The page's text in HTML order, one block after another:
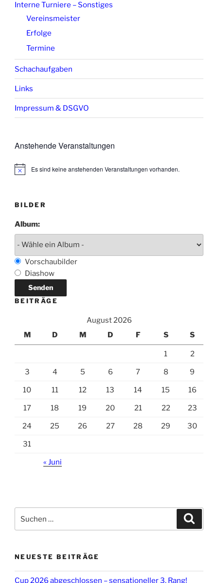
Interne Turniere – Sonstiges
Vereinsmeister
Erfolge
Termine
Schachaufgaben
Links
Impressum & DSGVO
Anstehende Veranstaltungen
H
e
Es sind keine anstehenden Veranstaltungen vorhanden.
BILDER
Album:
Vorschaubilder
Diashow
BEITRÄGE
August 2026
M
D M D F S S
1 2
3 4 5 6 7 8 9
10 11 12 13 14 15 16
17 18 19 20 21 22 23
24 25 26 27 28 29 30
31
« Juni
nach:
NEUESTE BEITRÄGE
Cup 2026 abgeschlossen – sensationeller 3. Rang!